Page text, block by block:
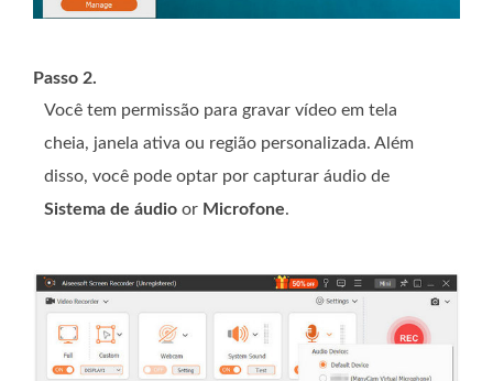
Passo 2.
Você tem permissão para gravar vídeo em tela
cheia, janela ativa ou região personalizada. Além
disso, você pode optar por capturar áudio de
Sistema de áudio or Microfone.